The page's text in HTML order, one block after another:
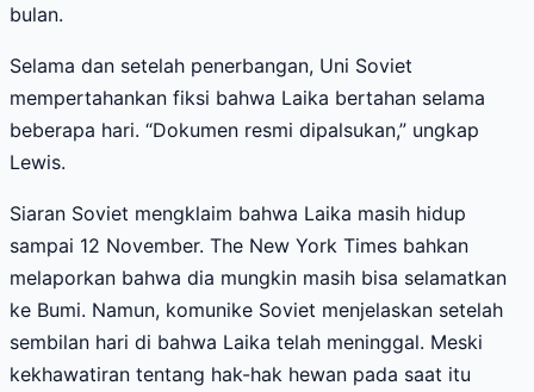
bulan.
Selama dan setelah penerbangan, Uni Soviet
mempertahankan fiksi bahwa Laika bertahan selama
beberapa hari. “Dokumen resmi dipalsukan,” ungkap
Lewis.
Siaran Soviet mengklaim bahwa Laika masih hidup
sampai 12 November. The New York Times bahkan
melaporkan bahwa dia mungkin masih bisa selamatkan
ke Bumi. Namun, komunike Soviet menjelaskan setelah
sembilan hari di bahwa Laika telah meninggal. Meski
kekhawatiran tentang hak-hak hewan pada saat itu